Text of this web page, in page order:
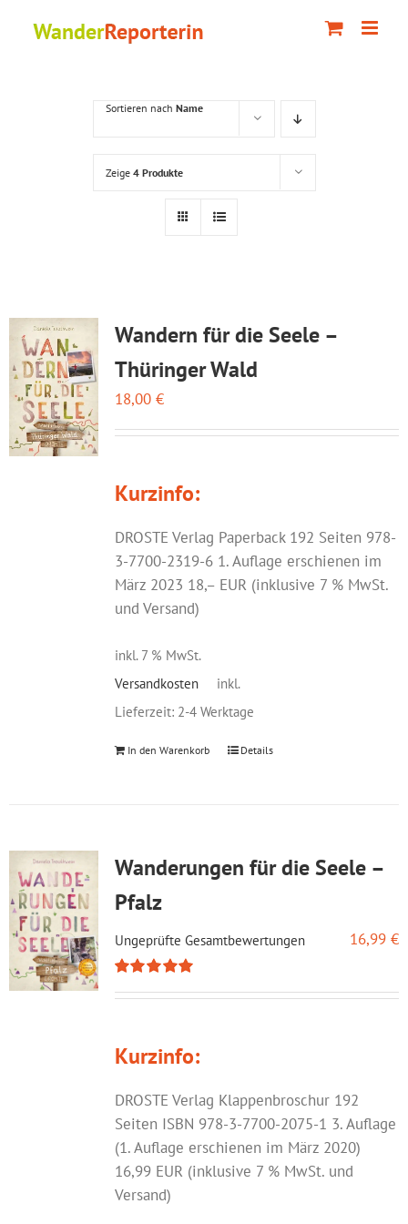
Inhalt
Sortieren nach Name
Zeige 4 Produkte
Wandern für die Seele –
Thüringer Wald
18,00 €
Kurzinfo:
DROSTE Verlag Paperback 192 Seiten 978-
3-7700-2319-6 1. Auflage erschienen im
März 2023 18,– EUR (inklusive 7 % MwSt.
und Versand)
inkl. 7 % MwSt.
inkl.
Versandkosten
Lieferzeit: 2-4 Werktage
In den Warenkorb Details
Wanderungen für die Seele –
Pfalz
Bewertet
Ungeprüfte Gesamtbewertungen 16,99 €
Kurzinfo:
DROSTE Verlag Klappenbroschur 192
Seiten ISBN 978-3-7700-2075-1 3. Auflage
(1. Auflage erschienen im März 2020)
16,99 EUR (inklusive 7 % MwSt. und
Versand)